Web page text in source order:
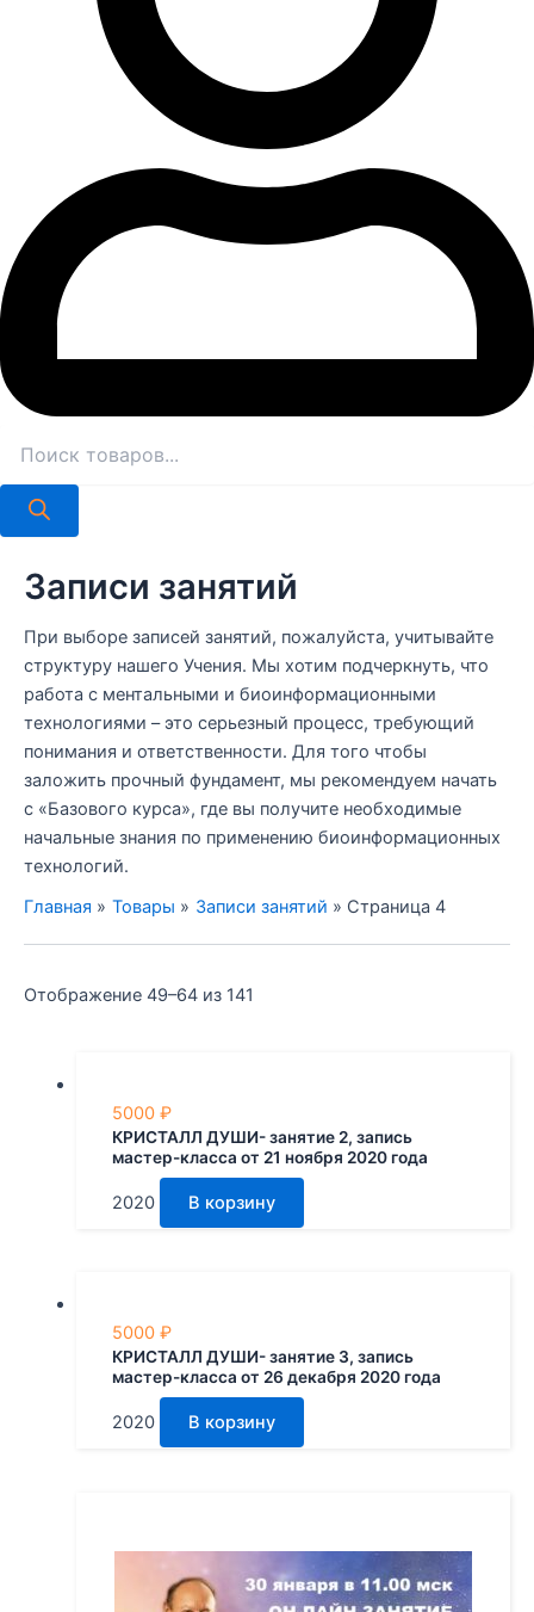
Записи занятий
При выборе записей занятий, пожалуйста, учитывайте
структуру нашего Учения. Мы хотим подчеркнуть, что
работа с ментальными и биоинформационными
технологиями – это серьезный процесс, требующий
понимания и ответственности. Для того чтобы
заложить прочный фундамент, мы рекомендуем начать
с «Базового курса», где вы получите необходимые
начальные знания по применению биоинформационных
технологий.
Главная
Товары Записи занятий Страница 4
Отображение 49–64 из 141
5000 ₽
КРИСТАЛЛ ДУШИ- занятие 2, запись
мастер-класса от 21 ноября 2020 года
2020 В корзину
5000 ₽
КРИСТАЛЛ ДУШИ- занятие 3, запись
мастер-класса от 26 декабря 2020 года
2020 В корзину